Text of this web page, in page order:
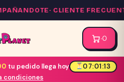
CLIENTE
·0
tu pedido llega hoy
07:01:13
condiciones